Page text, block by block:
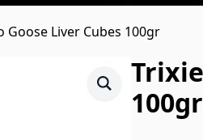
Goose Liver Cubes 100gr
100gr